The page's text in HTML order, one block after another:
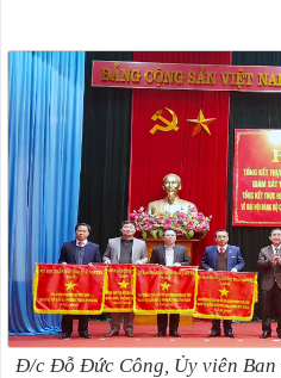
Đ/c Đỗ Đức Công, Ủy viên Ban